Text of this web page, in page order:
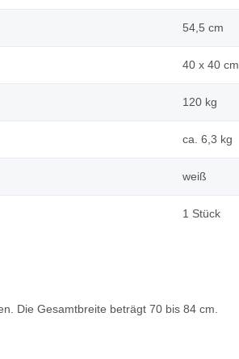
54,5 cm
40 x 40 cm
120 kg
ca. 6,3 kg
weiß
1 Stück
Die Gesamtbreite beträgt 70 bis 84 cm.